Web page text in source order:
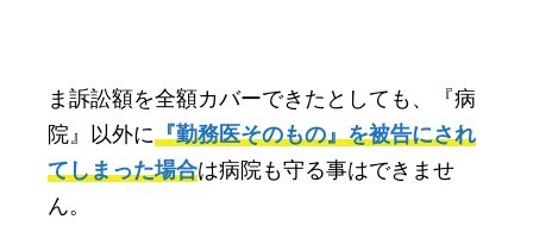
ま訴訟額を全額カバーできたとしても、『病
院』以外に『勤務医そのもの』を被告にされ
てしまった場合は病院も守る事はできませ
ん。